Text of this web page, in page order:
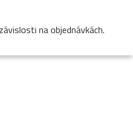
na objednávkách.